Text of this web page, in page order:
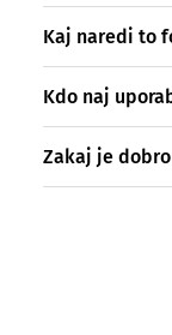
Kaj naredi to
Kdo naj
Zakaj je